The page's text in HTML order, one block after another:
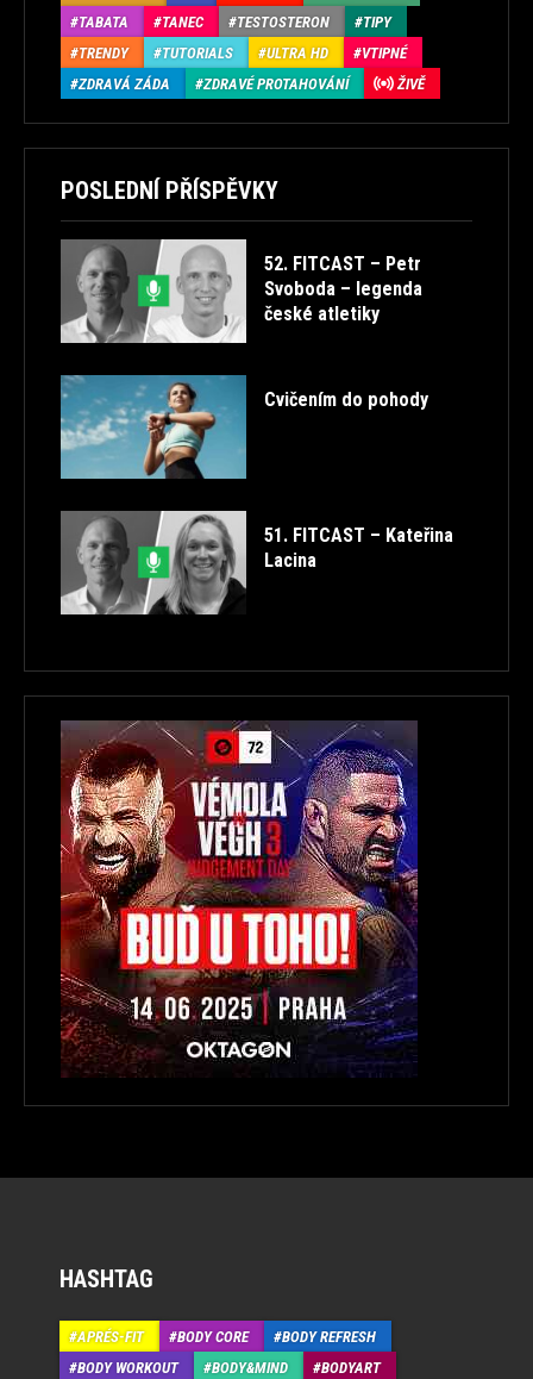
TABATA
TANEC TESTOSTERON
TIPY
TRENDY
TUTORIALS ULTRA HD
VTIPNÉ
ZDRAVÁ ZÁDA
ZDRAVÉ PROTAHOVÁNÍ ŽIVĚ
POSLEDNÍ PŘÍSPĚVKY
52. FITCAST – Petr
Svoboda – legenda
české atletiky
Cvičením do pohody
51. FITCAST – Kateřina
Lacina
HASHTAG
APRÉS-FIT BODY CORE
BODY REFRESH
BODY WORKOUT
BODY&MIND
BODYART